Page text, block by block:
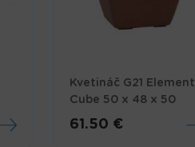
Kvetináč G21 Element
Cube 50 x 48 x 50
61.50 €